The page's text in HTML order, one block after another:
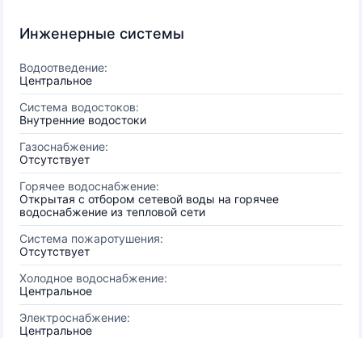
Инженерные системы
Водоотведение:
Центральное
Система водостоков:
Внутренние водостоки
Газоснабжение:
Отсутствует
Горячее водоснабжение:
Открытая с отбором сетевой воды на горячее
водоснабжение из тепловой сети
Система пожаротушения:
Отсутствует
Холодное водоснабжение:
Центральное
Электроснабжение:
Центральное